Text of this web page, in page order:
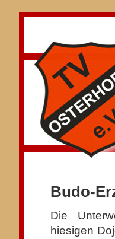
Budo-
Die
hiesigen